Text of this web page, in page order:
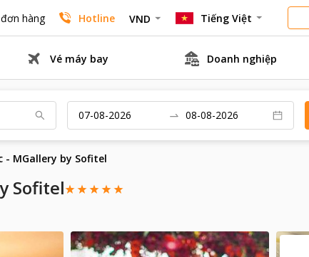
hàng Hotline VND Tiếng Việt
Vé máy bay Doanh nghiệp
- MGallery by Sofitel
Sofitel